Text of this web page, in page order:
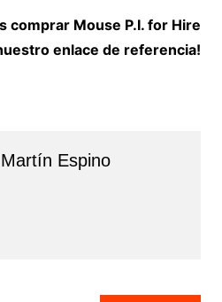
comprar Mouse P.I. for Hire
enlace de referencia!
Espino